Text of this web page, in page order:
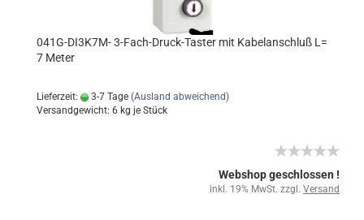
041G-DI3K7M- 3-Fach-Druck-Taster mit Kabelanschluß L=
7 Meter
Lieferzeit: 3-7 Tage (Ausland abweichend)
Versandgewicht: 6 kg je Stück
Webshop geschlossen !
inkl. 19% MwSt. zzgl. Versand